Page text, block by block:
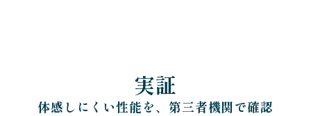
実証
体感しにくい性能を、第三者機関で確認